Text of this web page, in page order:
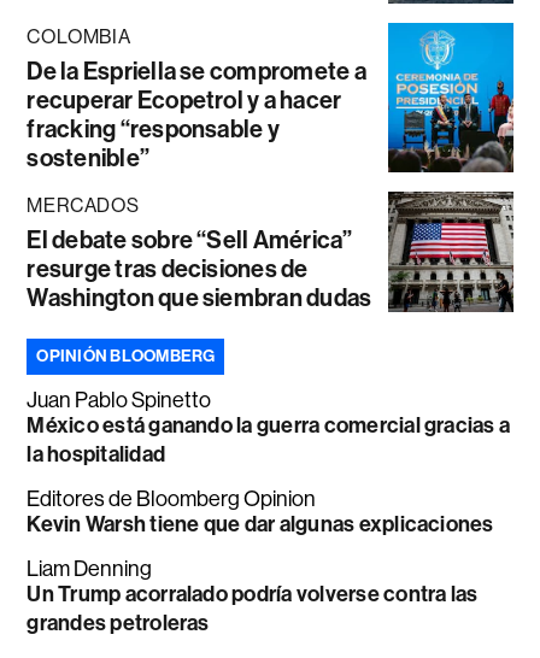
COLOMBIA
De la Espriella se compromete a
recuperar Ecopetrol y a hacer
fracking “responsable y
sostenible”
MERCADOS
El debate sobre “Sell América”
resurge tras decisiones de
Washington que siembran dudas
OPINIÓN BLOOMBERG
Juan Pablo Spinetto
México está ganando la guerra comercial gracias a
la hospitalidad
Editores de Bloomberg Opinion
Kevin Warsh tiene que dar algunas explicaciones
Liam Denning
Un Trump acorralado podría volverse contra las
grandes petroleras